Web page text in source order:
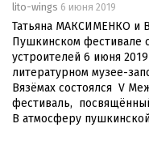
lito-wings 6 июня 2019
Татьяна МАКСИМЕНКО и
Пушкинском фестивале
устроителей 6 июня
литературном музее-
Вязёмах состоялся V
фестиваль,
В атмосферу